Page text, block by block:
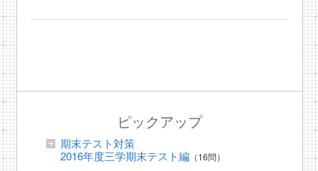
ピックアップ
期末テスト対策
2016年度三学期末テスト編（16問）